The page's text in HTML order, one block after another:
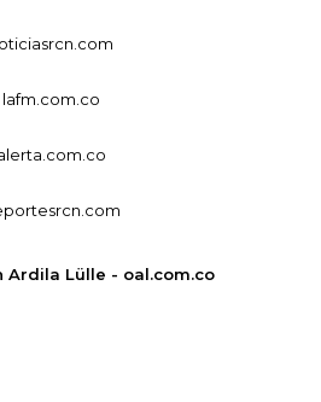
lafm.com.co
Ardila Lülle - oal.com.co